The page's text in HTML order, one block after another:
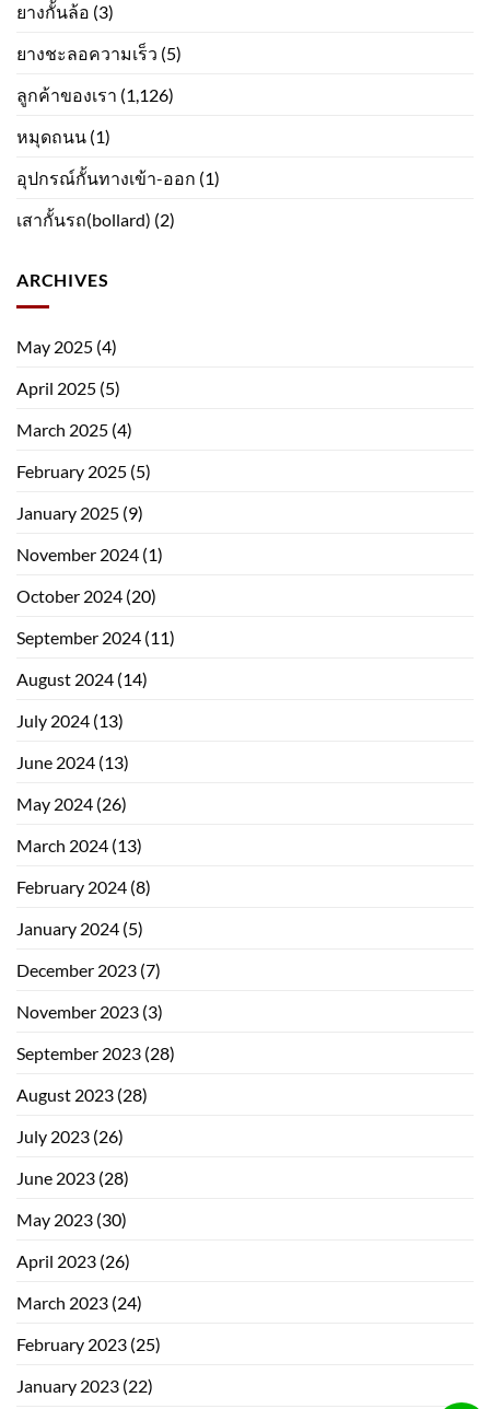
ยางกั้นล้อ (3)
ยางชะลอความเร็ว (5)
ลูกค้าของเรา (1,126)
หมุดถนน (1)
อุปกรณ์กั้นทางเข้า-ออก (1)
เสากั้นรถ(bollard) (2)
ARCHIVES
May 2025 (4)
April 2025 (5)
March 2025 (4)
February 2025 (5)
January 2025 (9)
November 2024 (1)
October 2024 (20)
September 2024 (11)
August 2024 (14)
July 2024 (13)
June 2024 (13)
May 2024 (26)
March 2024 (13)
February 2024 (8)
January 2024 (5)
December 2023 (7)
November 2023 (3)
September 2023 (28)
August 2023 (28)
July 2023 (26)
June 2023 (28)
May 2023 (30)
April 2023 (26)
March 2023 (24)
February 2023 (25)
January 2023 (22)